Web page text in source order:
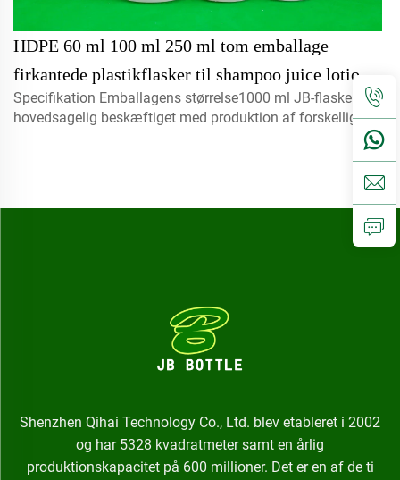
HDPE 60 ml 100 ml 250 ml tom emballage
firkantede plastikflasker til shampoo juice lotion
med spraymunding pumpe
Specifikation Emballagens størrelse1000 ml JB-flaske er
hovedsagelig beskæftiget med produktion af forskellige
Shenzhen Qihai Technology Co., Ltd. blev etableret i 2002
og har 5328 kvadratmeter samt en årlig
produktionskapacitet på 600 millioner. Det er en af de ti